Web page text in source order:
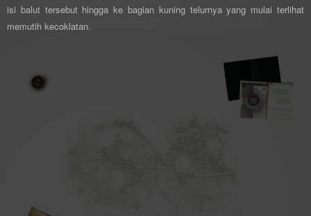
isi balut tersebut hingga ke bagian kuning telurnya yang mulai terlihat
memutih kecoklatan.